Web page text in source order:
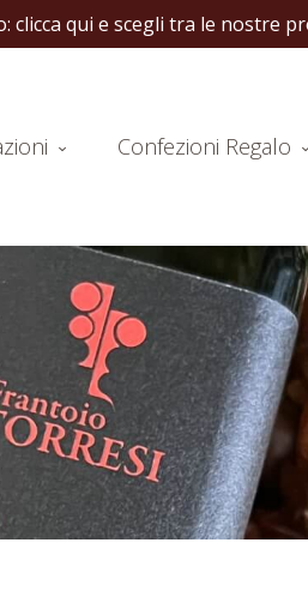
clicca qui per sfogliare le
Confezioni Regalo